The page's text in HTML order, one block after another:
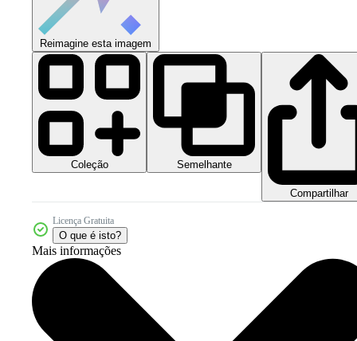
Reimagine esta imagem
Coleção Semelhante
Compartilhar
Licença Gratuita
O que é isto?
Mais informações